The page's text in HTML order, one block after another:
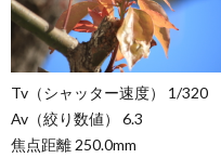
Tv（シャッター速度） 1/320
Av（絞り数値） 6.3
焦点距離 250.0mm